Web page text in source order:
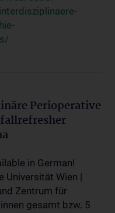
Perioperative
in German!
Universität Wien |
Zentrum für
gesamt bzw. 5